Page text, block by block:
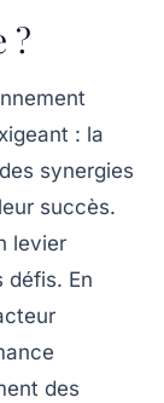
?
: la
synergies
succès.
levier
défis. En
des